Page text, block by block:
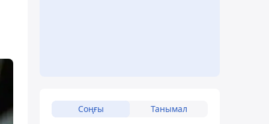
Соңғы Танымал